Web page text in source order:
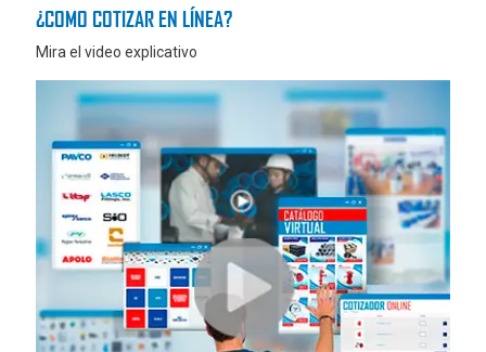
¿COMO COTIZAR EN LÍNEA?
Mira el video explicativo